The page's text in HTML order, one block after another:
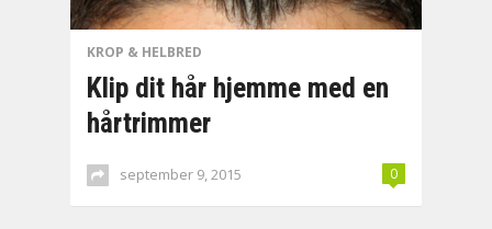
KROP & HELBRED
Klip dit hår hjemme med en
hårtrimmer
september 9, 2015 0